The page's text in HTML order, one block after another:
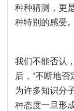
种种猜测，更
种特别的感受。
我们不能否认
后，“不断地
为许多知识分
种态度一旦形